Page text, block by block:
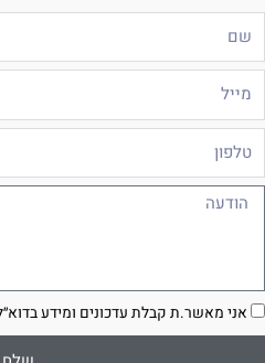
אני מאשר.ת קבלת עדכונים ומידע בדוא״ל